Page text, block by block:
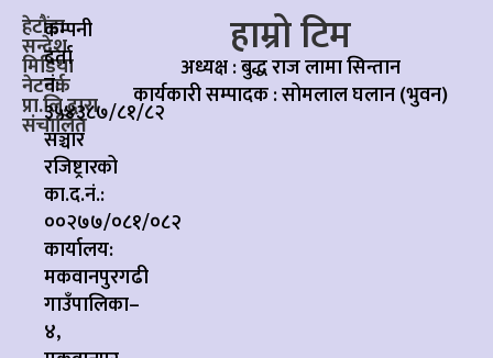
हेटौंडा
सन्देश
मिडिया
नेटवर्क
प्रा.लि.द्वारा
संचालित
कम्पनी
दर्ता
नं:
३५४३८७/८१/८२
सञ्चार
रजिष्ट्रारको
का.द.नं.:
००२७७/०८१/०८२
कार्यालय:
मकवानपुरगढी
गाउँपालिका–
४,
हाम्रो टिम
अध्यक्ष : बुद्ध राज लामा सिन्तान
कार्यकारी सम्पादक :सोमलाल घलान (भुवन)